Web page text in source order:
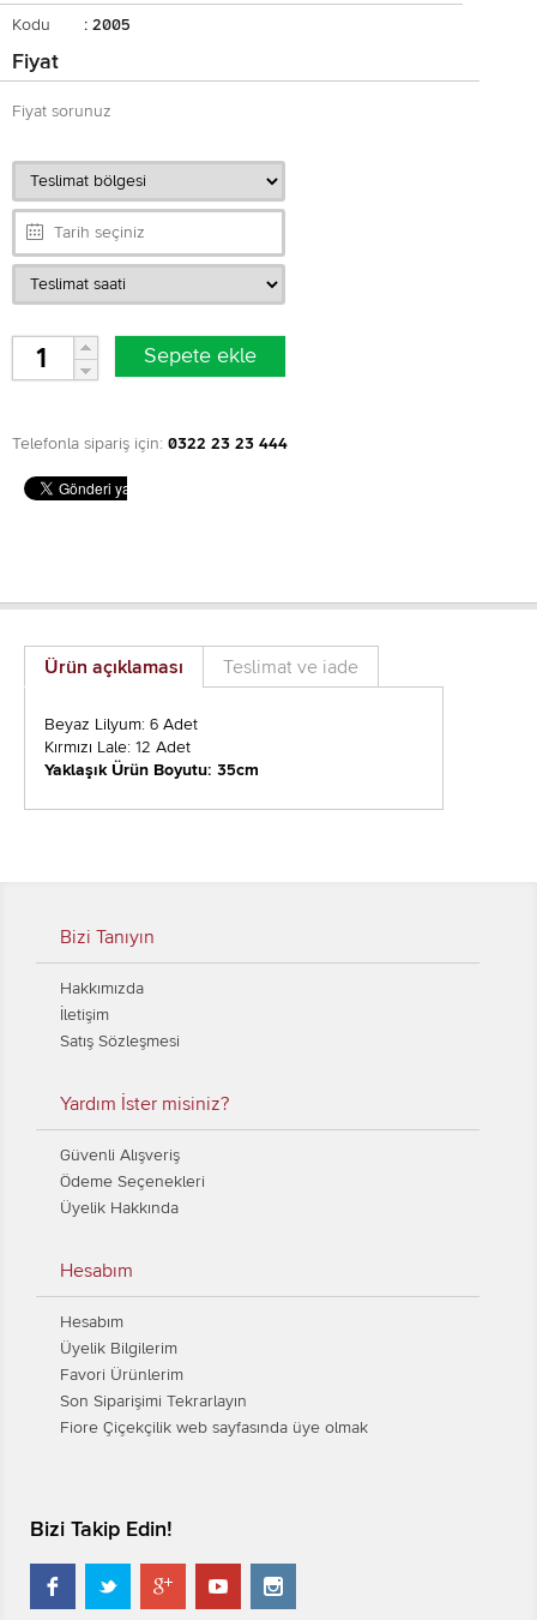
Kodu : 2005
Fiyat
Fiyat sorunuz
Telefonla sipariş için: 0322 23 23 444
Ürün açıklaması Teslimat ve iade
Beyaz Lilyum: 6 Adet
Kırmızı Lale: 12 Adet
Yaklaşık Ürün Boyutu: 35cm
Bizi Tanıyın
Hakkımızda
İletişim
Satış Sözleşmesi
Yardım İster misiniz?
Güvenli Alışveriş
Ödeme Seçenekleri
Üyelik Hakkında
Hesabım
Hesabım
Üyelik Bilgilerim
Favori Ürünlerim
Son Siparişimi Tekrarlayın
Fiore Çiçekçilik web sayfasında üye olmak
Bizi Takip Edin!
    